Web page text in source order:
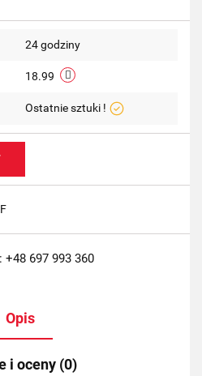
24 godziny
18.99
Ostatnie sztuki !
697 993 360
Opis
i oceny (0)